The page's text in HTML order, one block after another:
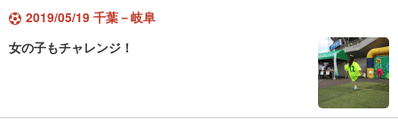
2019/05/19 千葉－岐阜
女の子もチャレンジ！